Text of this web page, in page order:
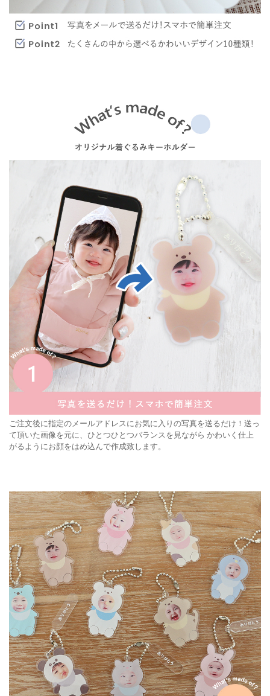
ご注文後に指定のメールアドレスにお気に入りの写真を送るだけ！ 送っ
て頂いた画像を元に、ひとつひとつバランスを見ながら かわいく仕上
がるようにお顔をはめ込んで作成致します。